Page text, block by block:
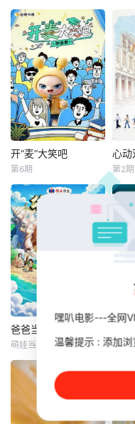
开“麦”大笑吧
《开“麦”大笑吧》
是聚焦青年毕业成
长的原创线下脱口
秀合集，集结川渝
两座城市共28位不
同专业的青年新
人，围绕大学校园
生活、专升本、考
研、求职面试、宿
舍日常、毕业离
别、初入职场等大
开原创
开“麦”大笑吧
第6期
携
融
恋
向
心动
第2
将记录慢享季嘉宾
萨琪拉一家跟随导
爸爸当家第五季
萌娃当家第12期 超前
嘿叭电影---全网
温馨提示 : 添加